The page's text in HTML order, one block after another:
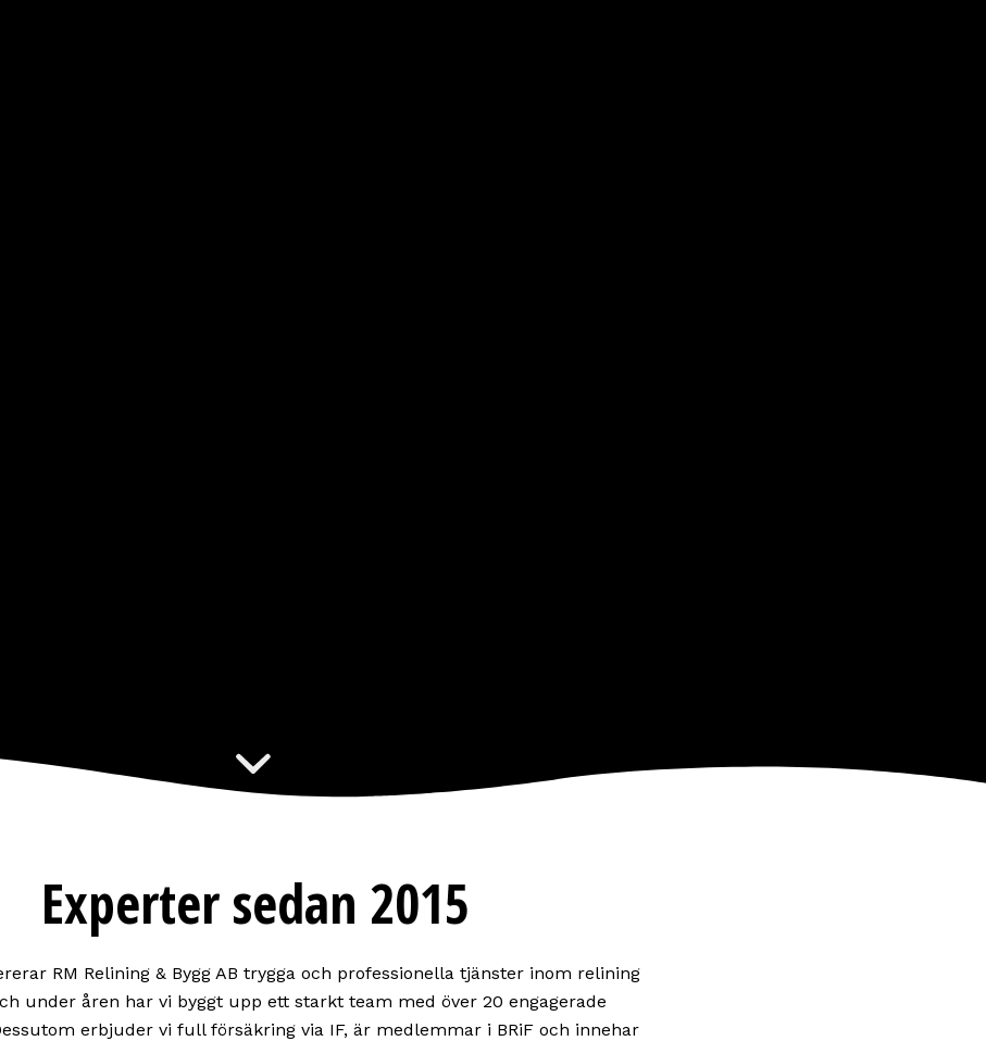
Experter sedan 2015
RM Relining & Bygg AB trygga och professionella tjänster inom relining
under åren har vi byggt upp ett starkt team med över 20 engagerade
erbjuder vi full försäkring via IF, är medlemmar i BRiF och innehar